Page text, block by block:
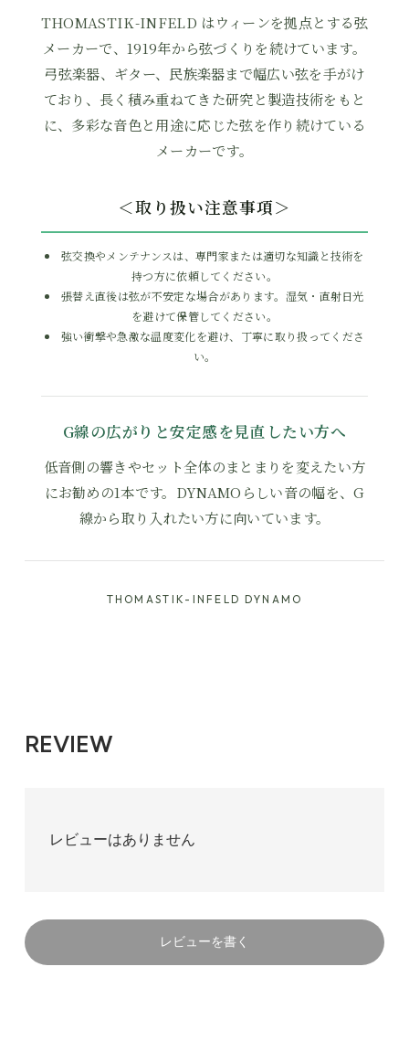
THOMASTIK-INFELD はウィーンを拠点とする弦
メーカーで、1919年から弦づくりを続けています。
弓弦楽器、ギター、民族楽器まで幅広い弦を手がけ
ており、長く積み重ねてきた研究と製造技術をもと
に、多彩な音色と用途に応じた弦を作り続けている
メーカーです。
＜取り扱い注意事項＞
弦交換やメンテナンスは、専門家または適切な知識と技術を
持つ方に依頼してください。
張替え直後は弦が不安定な場合があります。湿気・直射日光
を避けて保管してください。
強い衝撃や急激な温度変化を避け、丁寧に取り扱ってくださ
い。
G線の広がりと安定感を見直したい方へ
低音側の響きやセット全体のまとまりを変えたい方
にお勧めの1本です。DYNAMOらしい音の幅を、G
線から取り入れたい方に向いています。
THOMASTIK-INFELD DYNAMO
REVIEW
レビューはありません
レビューを書く